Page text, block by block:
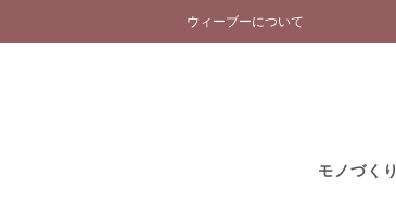
ウィーブーについて
モノづくり